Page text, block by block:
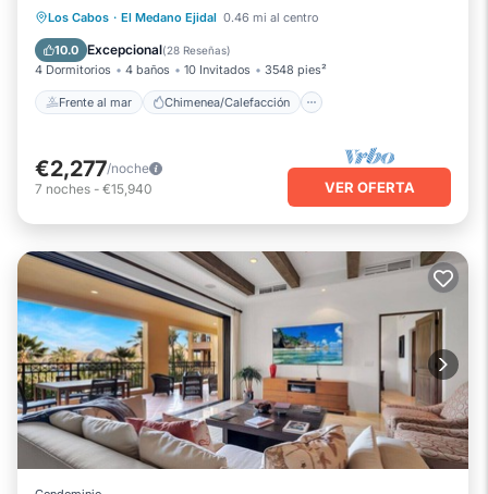
Los Cabos · El Medano Ejidal 0.46 mi al centro
10.0 Excepcional(28 Reseñas)
4 Dormitorios 4 baños 10 Invitados 3548 pies²
Frente al mar Chimenea/Calefacción
Frente al mar
Chimenea/Calefacción
Piscina
Vista al mar
€2,277/noche
7 noches - €15,940 VER OFERTA